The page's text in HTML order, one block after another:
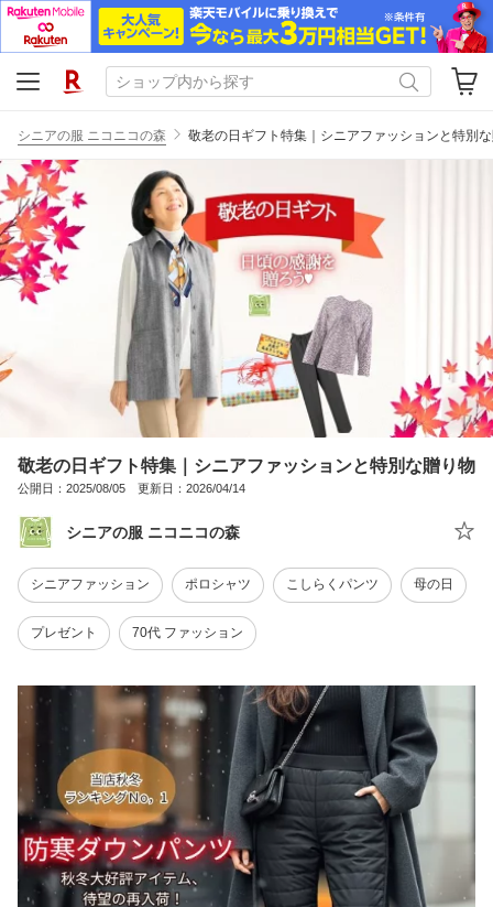
シニアの服 ニコニコの森 敬老の日ギフト特集｜シニアファッションと特別
敬老の日ギフト特集｜シニアファッションと特別な贈り物
公開日：2025/08/05 更新日：2026/04/14
シニアの服 ニコニコの森
シニアファッション ポロシャツ こしらくパンツ 母の日
プレゼント 70代 ファッション